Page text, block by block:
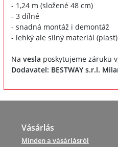
- 1,24 m (složené 48 cm)
- 3 dílné
- snadná montáž i demontáž
- lehký ale silný materiál (plast)
Na vesla poskytujeme záruku
Dodavatel: BESTWAY s.r.l.
Vásárlás
Minden a vásárlásról